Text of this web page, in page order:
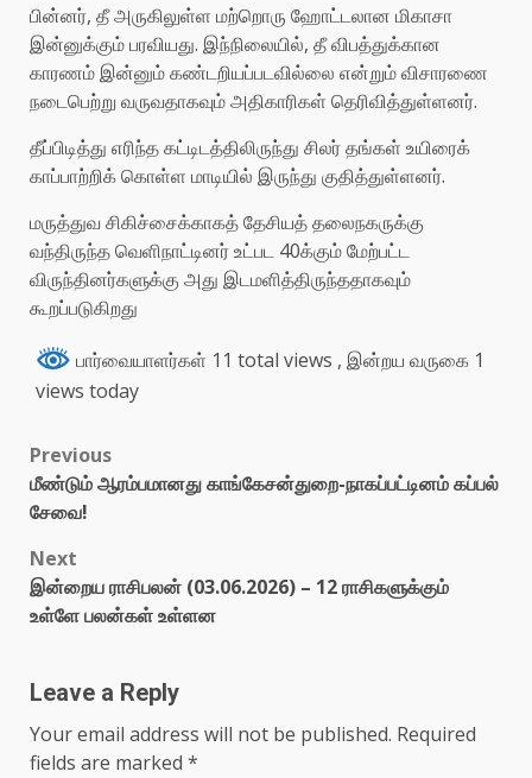
பின்னர், தீ அருகிலுள்ள மற்றொரு ஹோட்டலான மிகாசா
இன்னுக்கும் பரவியது. இந்நிலையில், தீ விபத்துக்கான
காரணம் இன்னும் கண்டறியப்படவில்லை என்றும் விசாரணை
நடைபெற்று வருவதாகவும் அதிகாரிகள் தெரிவித்துள்ளனர்.
தீப்பிடித்து எரிந்த கட்டிடத்திலிருந்து சிலர் தங்கள் உயிரைக்
காப்பாற்றிக் கொள்ள மாடியில் இருந்து குதித்துள்ளனர்.
மருத்துவ சிகிச்சைக்காகத் தேசியத் தலைநகருக்கு
வந்திருந்த வெளிநாட்டினர் உட்பட 40க்கும் மேற்பட்ட
விருந்தினர்களுக்கு அது இடமளித்திருந்ததாகவும்
கூறப்படுகிறது
பார்வையாளர்கள் 11 total views , இன்றய வருகை 1
views today
Previous
மீண்டும் ஆரம்பமானது காங்கேசன்துறை-நாகப்பட்டினம் கப்பல்
சேவை!
Next
இன்றைய ராசிபலன் (03.06.2026) – 12 ராசிகளுக்கும்
உள்ளே பலன்கள் உள்ளன
Leave a Reply
Your email address will not be published. Required
fields are marked *